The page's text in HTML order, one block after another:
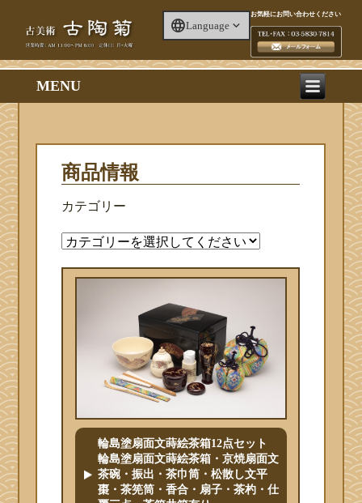
Language
お気軽にお問い合わせください
MENU
商品情報
カテゴリー
輪島塗扇面文蒔絵茶箱12点セット
輪島塗扇面文蒔絵茶箱・京焼扇面文
茶碗・振出・茶巾筒・松散し文平
棗・茶筅筒・香合・扇子・茶杓・仕